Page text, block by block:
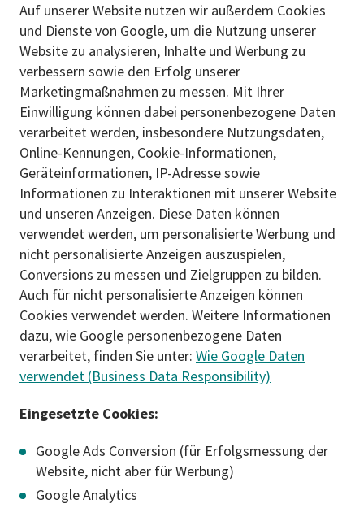
Auf unserer Website nutzen wir außerdem Cookies
und Dienste von Google, um die Nutzung unserer
Website zu analysieren, Inhalte und Werbung zu
verbessern sowie den Erfolg unserer
Marketingmaßnahmen zu messen. Mit Ihrer
Einwilligung können dabei personenbezogene Daten
verarbeitet werden, insbesondere Nutzungsdaten,
Online-Kennungen, Cookie-Informationen,
Geräteinformationen, IP-Adresse sowie
Informationen zu Interaktionen mit unserer Website
und unseren Anzeigen. Diese Daten können
verwendet werden, um personalisierte Werbung und
nicht personalisierte Anzeigen auszuspielen,
Conversions zu messen und Zielgruppen zu bilden.
Auch für nicht personalisierte Anzeigen können
Cookies verwendet werden. Weitere Informationen
dazu, wie Google personenbezogene Daten
verarbeitet, finden Sie unter: Wie Google Daten
verwendet (Business Data Responsibility)
Eingesetzte Cookies:
Google Ads Conversion (für Erfolgsmessung der
Website, nicht aber für Werbung)
Google Analytics